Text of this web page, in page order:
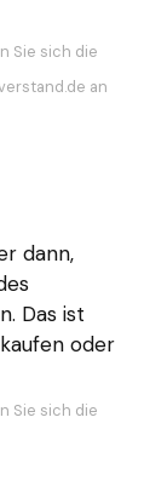
Sie sich die
an
dann,
Das ist
oder
Sie sich die